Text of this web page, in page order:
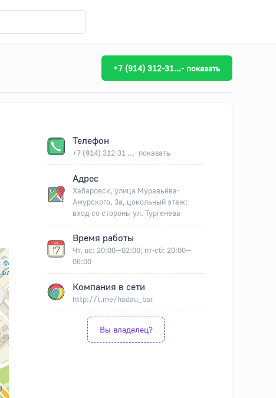
+7 (914) 312-31...- показать
Телефон
+7 (914) 312-31 ...- показать
Адрес
Хабаровск, улица Муравьёва-
Амурского, 3а, цокольный этаж;
вход со стороны ул. Тургенева
Время работы
Чт, вс: 20:00—02:00; пт-сб: 20:00—
06:00
Компания в сети
http://t.me/hadau_bar
Вы владелец?